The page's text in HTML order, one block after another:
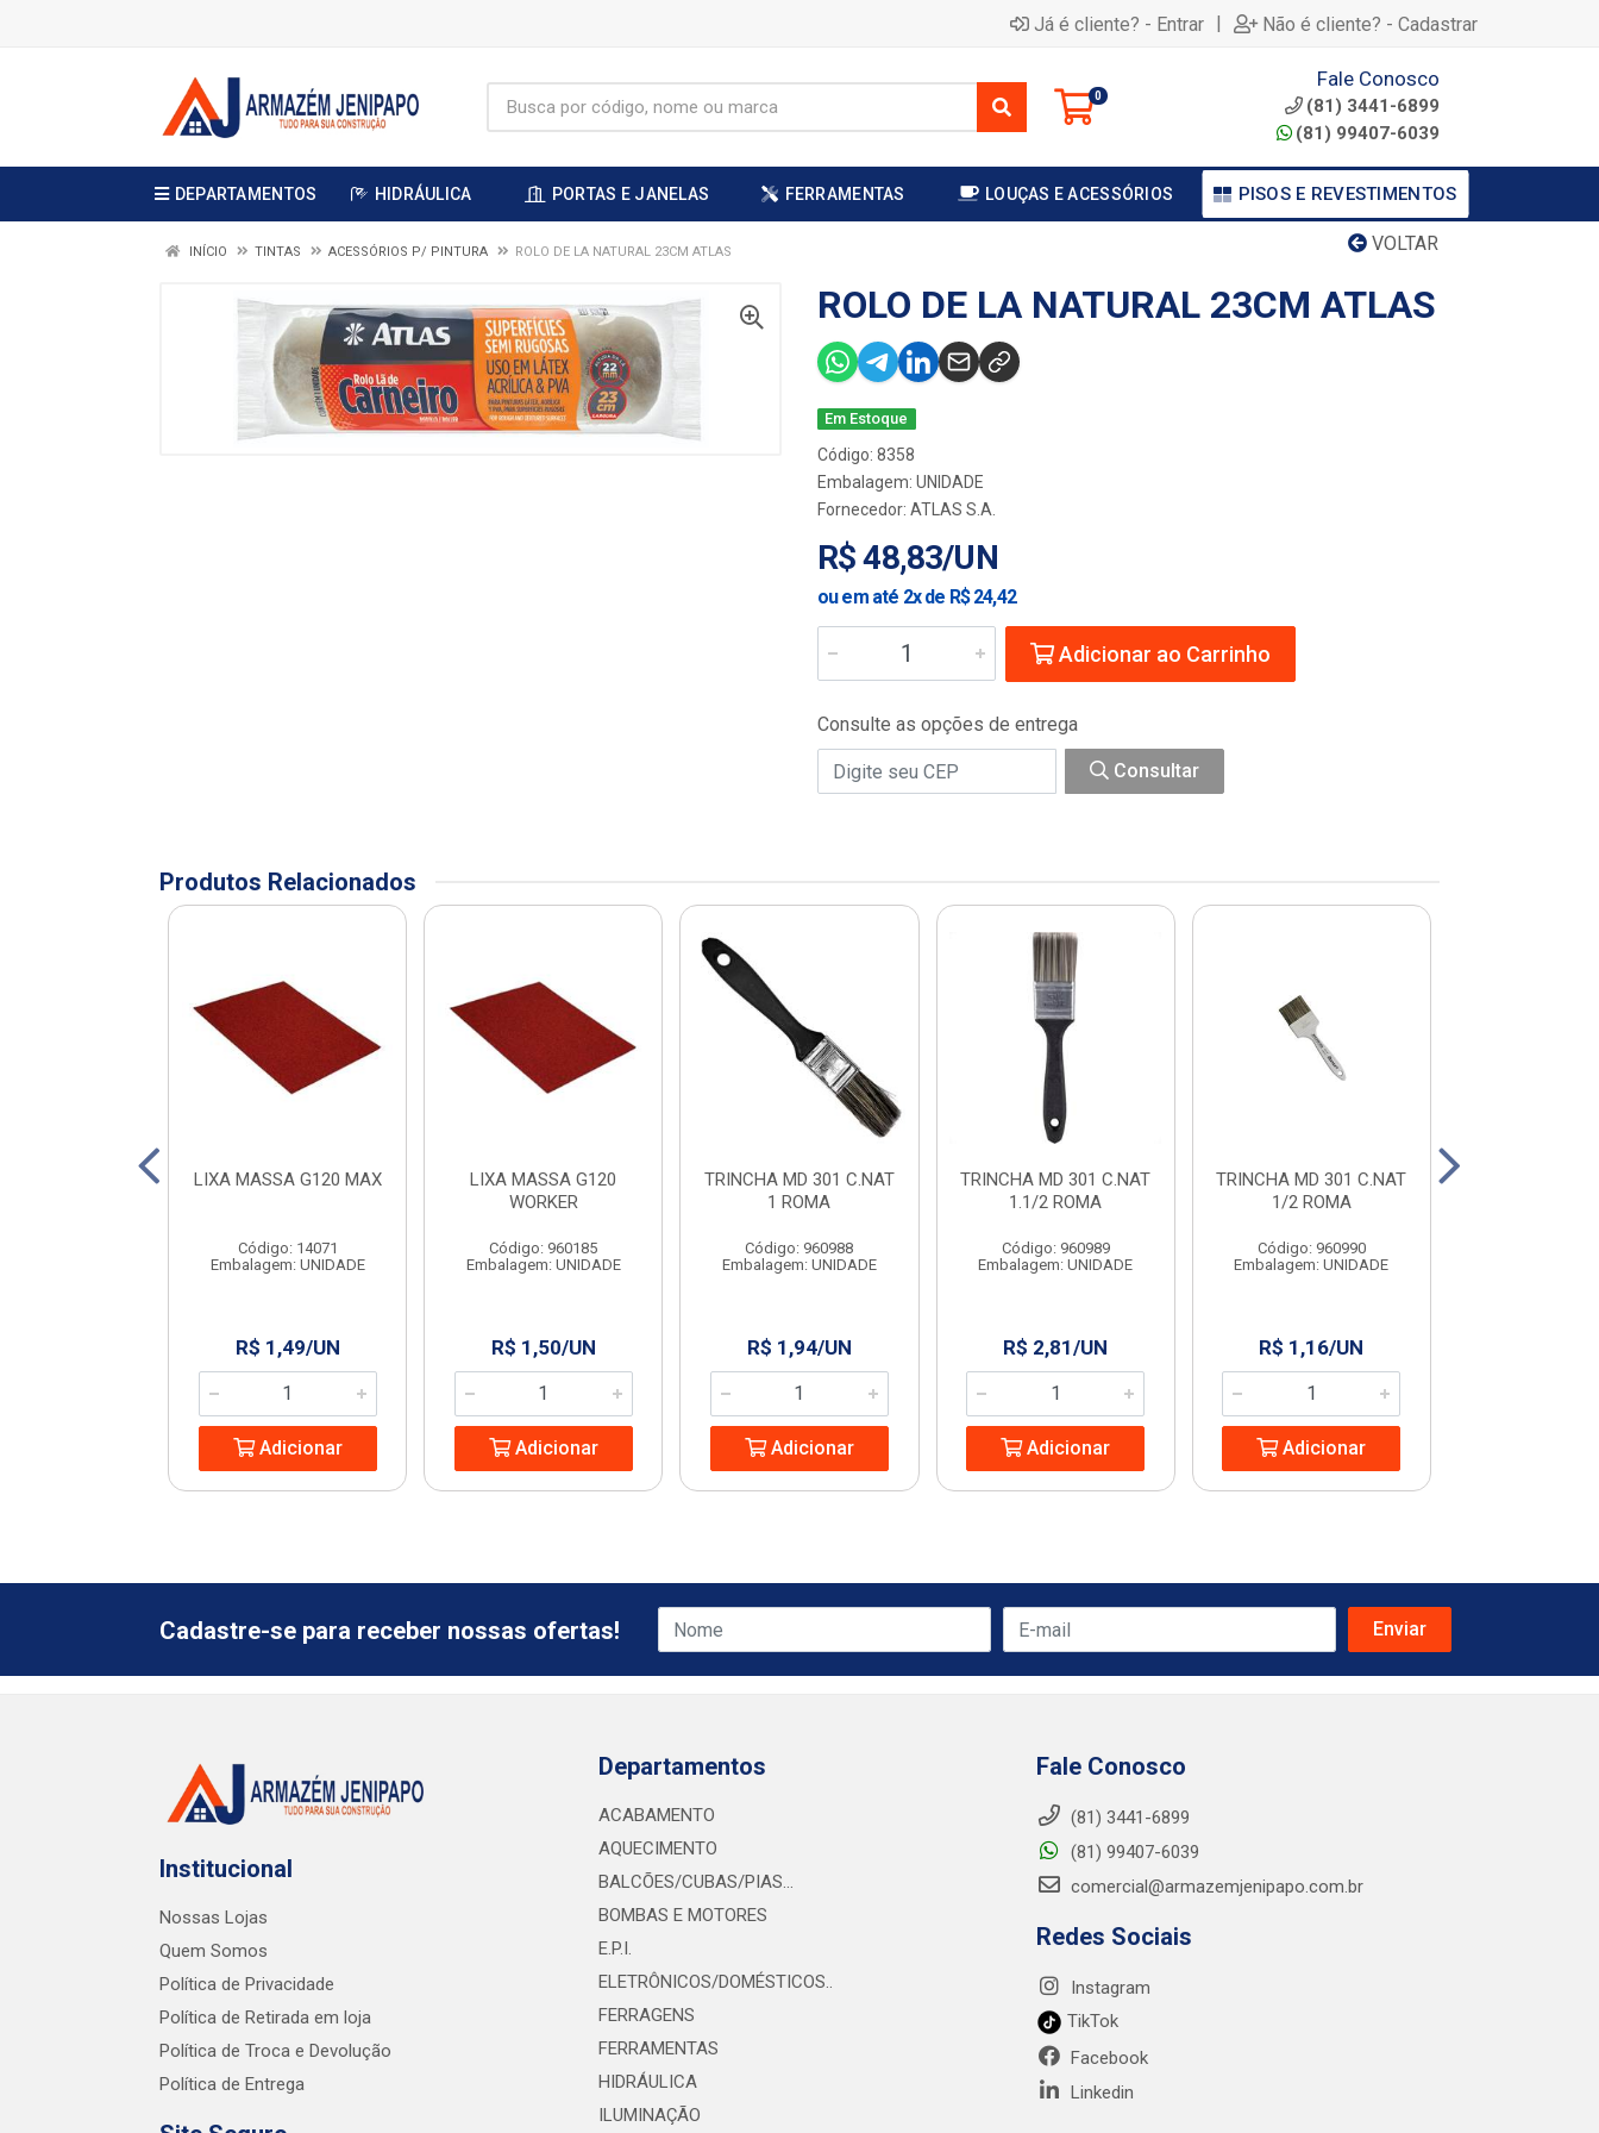
Já é cliente? - Entrar | Não é cliente? - Cadastrar
0
Fale Conosco
(81) 3441-6899
(81) 99407-6039
DEPARTAMENTOS HIDRÁULICA PORTAS E JANELAS FERRAMENTAS LOUÇAS E ACESSÓRIOS PISOS E REVESTIMENTOS
VOLTAR
INÍCIO TINTAS ACESSÓRIOS P/ PINTURA ROLO DE LA NATURAL 23CM ATLAS
ROLO DE LA NATURAL 23CM ATLAS
Em Estoque
Código: 8358
Embalagem: UNIDADE
Fornecedor: ATLAS S.A.
R$ 48,83/UN
ou em até 2x de R$ 24,42
Adicionar ao Carrinho
Consulte as opções de entrega
Consultar
Produtos Relacionados
LIXA MASSA G120 MAX
Código: 14071
Embalagem: UNIDADE
R$ 1,49/UN
Adicionar
LIXA MASSA G120
WORKER
Código: 960185
Embalagem: UNIDADE
R$ 1,50/UN
Adicionar
TRINCHA MD 301 C.NAT
1 ROMA
Código: 960988
Embalagem: UNIDADE
R$ 1,94/UN
Adicionar
TRINCHA MD 301 C.NAT
1.1/2 ROMA
Código: 960989
Embalagem: UNIDADE
R$ 2,81/UN
Adicionar
TRINCHA MD 301 C.NAT
1/2 ROMA
Código: 960990
Embalagem: UNIDADE
R$ 1,16/UN
Adicionar
Cadastre-se para receber nossas ofertas!
Institucional
Nossas Lojas
Quem Somos
Política de Privacidade
Política de Retirada em loja
Política de Troca e Devolução
Política de Entrega
Departamentos
ACABAMENTO
AQUECIMENTO
BALCÕES/CUBAS/PIAS...
BOMBAS E MOTORES
E.P.I.
ELETRÔNICOS/DOMÉSTICOS..
FERRAGENS
FERRAMENTAS
HIDRÁULICA
ILUMINAÇÃO
Fale Conosco
(81) 3441-6899
(81) 99407-6039
comercial@armazemjenipapo.com.br
Redes Sociais
Instagram
TikTok
Facebook
Linkedin